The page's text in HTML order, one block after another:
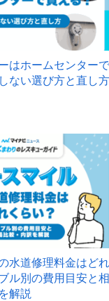
はホームセンターで
ない選び方と直し方
水道修理料金はどれ
ル別の費用目安と相
解説